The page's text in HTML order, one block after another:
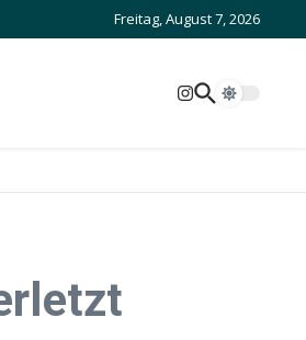
Freitag, August 7, 2026